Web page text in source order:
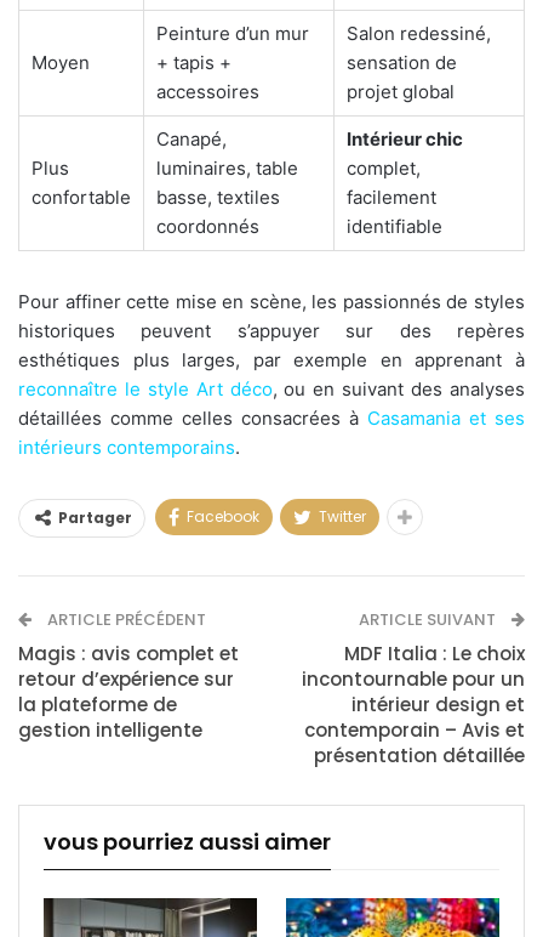
Moyen
Peinture d’un mur
+ tapis +
accessoires
Salon redessiné,
sensation de
projet global
Plus
confortable
Canapé,
luminaires, table
basse, textiles
coordonnés
Intérieur chic
complet,
facilement
identifiable
Pour affiner cette mise en scène, les passionnés de styles
historiques peuvent s’appuyer sur des repères
esthétiques plus larges, par exemple en apprenant à
reconnaître le style Art déco, ou en suivant des analyses
détaillées comme celles consacrées à Casamania et ses
intérieurs contemporains.
Partager Facebook Twitter
ARTICLE PRÉCÉDENT
Magis : avis complet et
retour d’expérience sur
la plateforme de
gestion intelligente
ARTICLE SUIVANT
MDF Italia : Le choix
incontournable pour un
intérieur design et
contemporain – Avis et
présentation détaillée
vous pourriez aussi aimer